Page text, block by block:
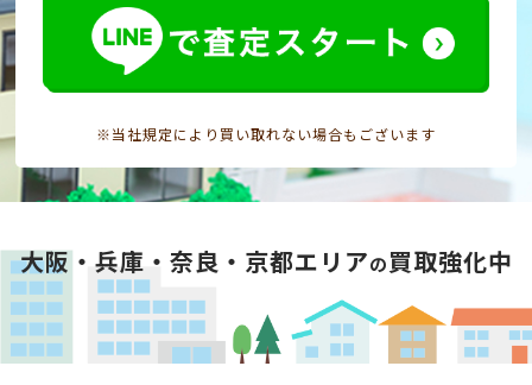
※当社規定により買い取れない場合もございます
大阪・兵庫・奈良・京都エリアの買取強化中